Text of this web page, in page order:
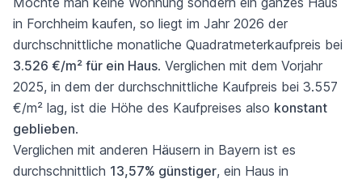
in Forchheim kaufen, so liegt im Jahr 2026 der
durchschnittliche monatliche Quadratmeterkaufpreis bei
3.526 €/m² für ein Haus. Verglichen mit dem Vorjahr
2025, in dem der durchschnittliche Kaufpreis bei 3.557
€/m² lag, ist die Höhe des Kaufpreises also konstant
geblieben.
Verglichen mit anderen Häusern in Bayern ist es
durchschnittlich 13,57% günstiger, ein Haus in